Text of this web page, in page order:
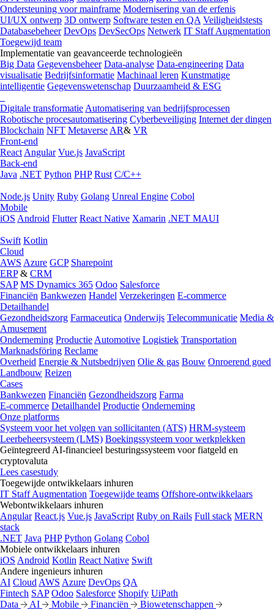
Ondersteuning voor mainframe Modernisering van de erfenis
UI/UX ontwerp 3D ontwerp Software testen en QA Veiligheidstests
Databasebeheer DevOps DevSecOps Netwerk IT Staff Augmentation
Toegewijd team
Implementatie van geavanceerde technologieën
Big Data Gegevensbeheer Data-analyse Data-engineering Data
visualisatie Bedrijfsinformatie Machinaal leren Kunstmatige
intelligentie Gegevenswetenschap Duurzaamheid & ESG
Digitale transformatie Automatisering van bedrijfsprocessen
Robotische procesautomatisering Cyberbeveiliging Internet der dingen
Blockchain NFT Metaverse AR& VR
Front-end
React Angular Vue.js JavaScript
Back-end
Java .NET Python PHP Rust C/C++
Node.js Unity Ruby Golang Unreal Engine Cobol
Mobile
iOS Android Flutter React Native Xamarin .NET MAUI
Swift Kotlin
Cloud
AWS Azure GCP Sharepoint
ERP& CRM
SAP MS Dynamics 365 Odoo Salesforce
Financiën Bankwezen Handel Verzekeringen E-commerce
Detailhandel
Gezondheidszorg Farmaceutica Onderwijs Telecommunicatie Media &
Amusement
Onderneming Productie Automotive Logistiek Transportation
Marknadsföring Reclame
Overheid Energie & Nutsbedrijven Olie & gas Bouw Onroerend goed
Landbouw Reizen
Cases
Bankwezen Financiën Gezondheidszorg Farma
E-commerce Detailhandel Productie Onderneming
Onze platforms
Systeem voor het volgen van sollicitanten (ATS) HRM-systeem
Leerbeheersysteem (LMS) Boekingssysteem voor werkplekken
Geïntegreerd AI-financieel besturingssysteem voor fiatgeld en
cryptovaluta
Lees casestudy
Toegewijde ontwikkelaars inhuren
IT Staff Augmentation Toegewijde teams Offshore-ontwikkelaars
Webontwikkelaars inhuren
Angular React.js Vue.js JavaScript Ruby on Rails Full stack MERN
stack
.NET Java PHP Python Golang Cobol
Mobiele ontwikkelaars inhuren
iOS Android Kotlin React Native Swift
Andere ingenieurs inhuren
AI Cloud AWS Azure DevOps QA
Fintech SAP Odoo Salesforce Shopify UiPath
Data
AI Mobile Financiën Biowetenschappen